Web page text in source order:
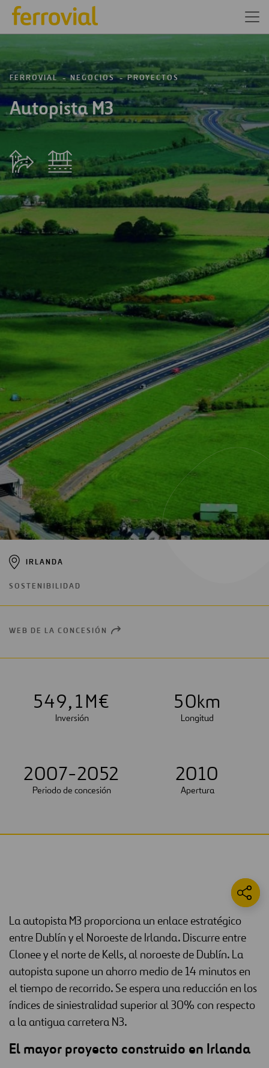
FERROVIAL NEGOCIOS PROYECTOS
Autopista M3
IRLANDA
SOSTENIBILIDAD
WEB DE LA CONCESIÓN OPEN
549,1M€
Inversión
50km
Longitud
2007-2052
Periodo de concesión
2010
Apertura
La autopista M3 proporciona un enlace estratégico
entre Dublín y el Noroeste de Irlanda. Discurre entre
Clonee y el norte de Kells, al noroeste de Dublín. La
autopista supone un ahorro medio de 14 minutos en
el tiempo de recorrido. Se espera una reducción en los
índices de siniestralidad superior al 30% con respecto
a la antigua carretera N3.
El mayor proyecto construido en Irlanda